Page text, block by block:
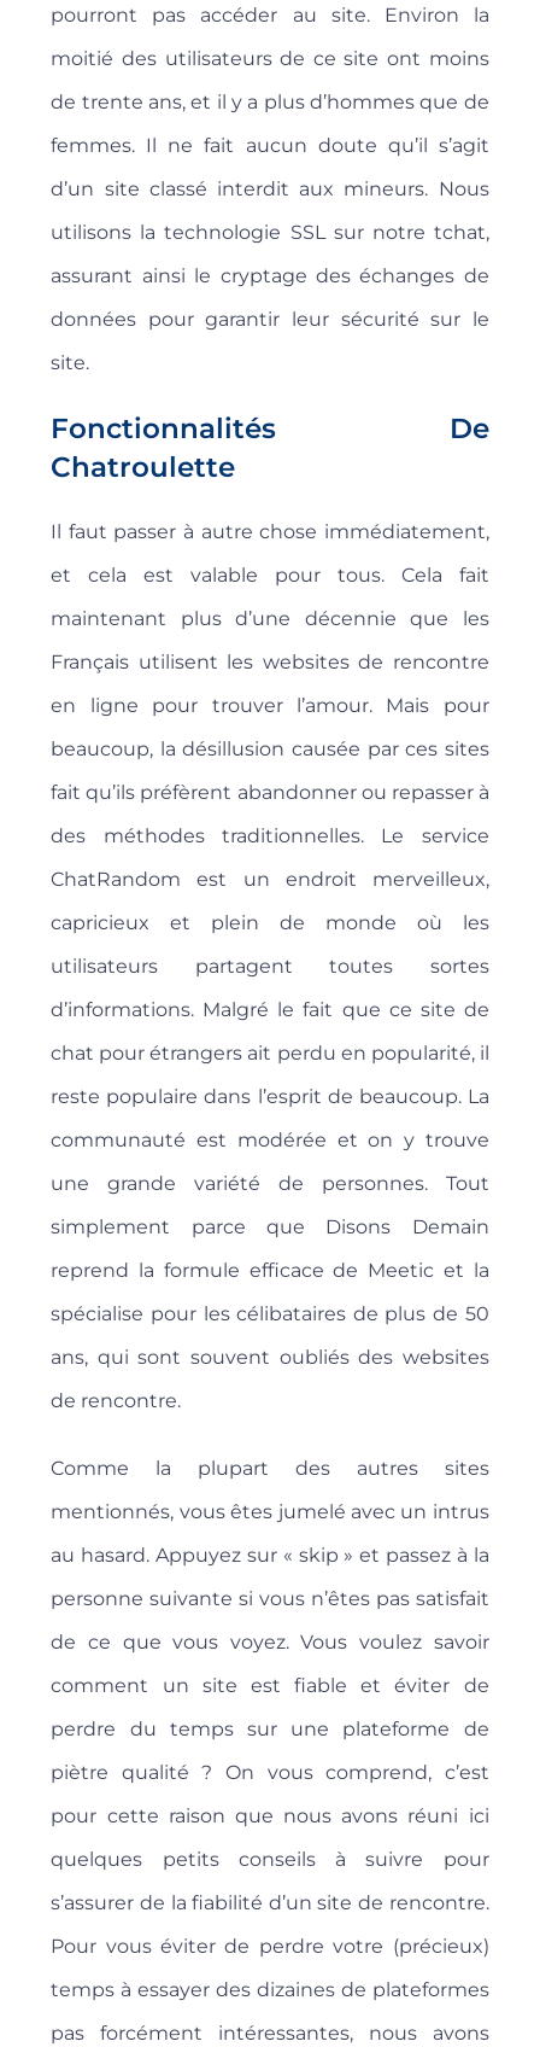
pourront pas accéder au site. Environ la
moitié des utilisateurs de ce site ont moins
de trente ans, et il y a plus d’hommes que de
femmes. Il ne fait aucun doute qu’il s’agit
d’un site classé interdit aux mineurs. Nous
utilisons la technologie SSL sur notre tchat,
assurant ainsi le cryptage des échanges de
données pour garantir leur sécurité sur le
site.
Fonctionnalités De
Chatroulette
Il faut passer à autre chose immédiatement,
et cela est valable pour tous. Cela fait
maintenant plus d’une décennie que les
Français utilisent les websites de rencontre
en ligne pour trouver l’amour. Mais pour
beaucoup, la désillusion causée par ces sites
fait qu’ils préfèrent abandonner ou repasser à
des méthodes traditionnelles. Le service
ChatRandom est un endroit merveilleux,
capricieux et plein de monde où les
utilisateurs partagent toutes sortes
d’informations. Malgré le fait que ce site de
chat pour étrangers ait perdu en popularité, il
reste populaire dans l’esprit de beaucoup. La
communauté est modérée et on y trouve
une grande variété de personnes. Tout
simplement parce que Disons Demain
reprend la formule efficace de Meetic et la
spécialise pour les célibataires de plus de 50
ans, qui sont souvent oubliés des websites
de rencontre.
Comme la plupart des autres sites
mentionnés, vous êtes jumelé avec un intrus
au hasard. Appuyez sur « skip » et passez à la
personne suivante si vous n’êtes pas satisfait
de ce que vous voyez. Vous voulez savoir
comment un site est fiable et éviter de
perdre du temps sur une plateforme de
piètre qualité ? On vous comprend, c’est
pour cette raison que nous avons réuni ici
quelques petits conseils à suivre pour
s’assurer de la fiabilité d’un site de rencontre.
Pour vous éviter de perdre votre (précieux)
temps à essayer des dizaines de plateformes
pas forcément intéressantes, nous avons